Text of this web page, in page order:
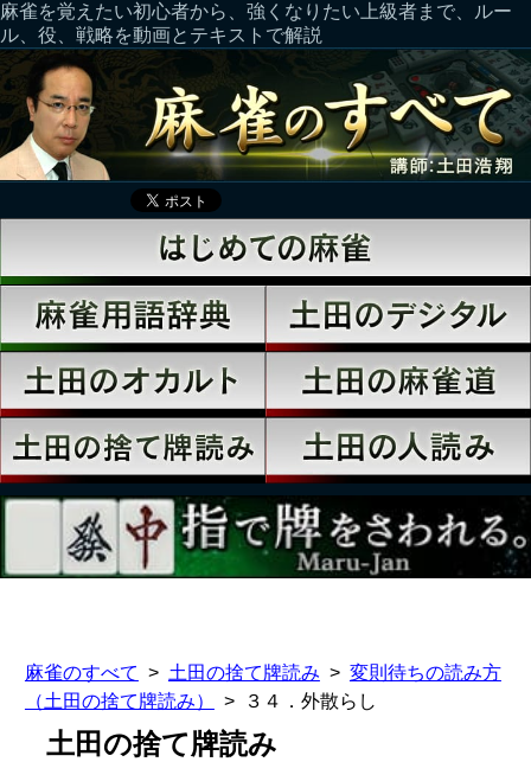
麻雀を覚えたい初心者から、強くなりたい上級者まで、ルー
ル、役、戦略を動画とテキストで解説
麻雀のすべて 土田の捨て牌読み
変則待ちの読み方
（土田の捨て牌読み）
３４．外散らし
土田の捨て牌読み